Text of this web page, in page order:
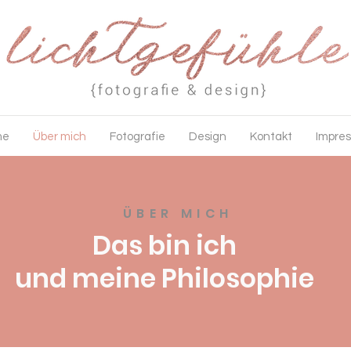
Über mich Fotografie Design Kontakt
ÜBER MIC H
Das bin ich
und meine Philosophie